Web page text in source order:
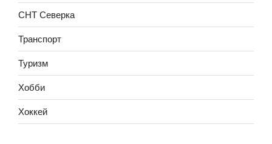
СНТ Северка
Транспорт
Туризм
Хобби
Хоккей